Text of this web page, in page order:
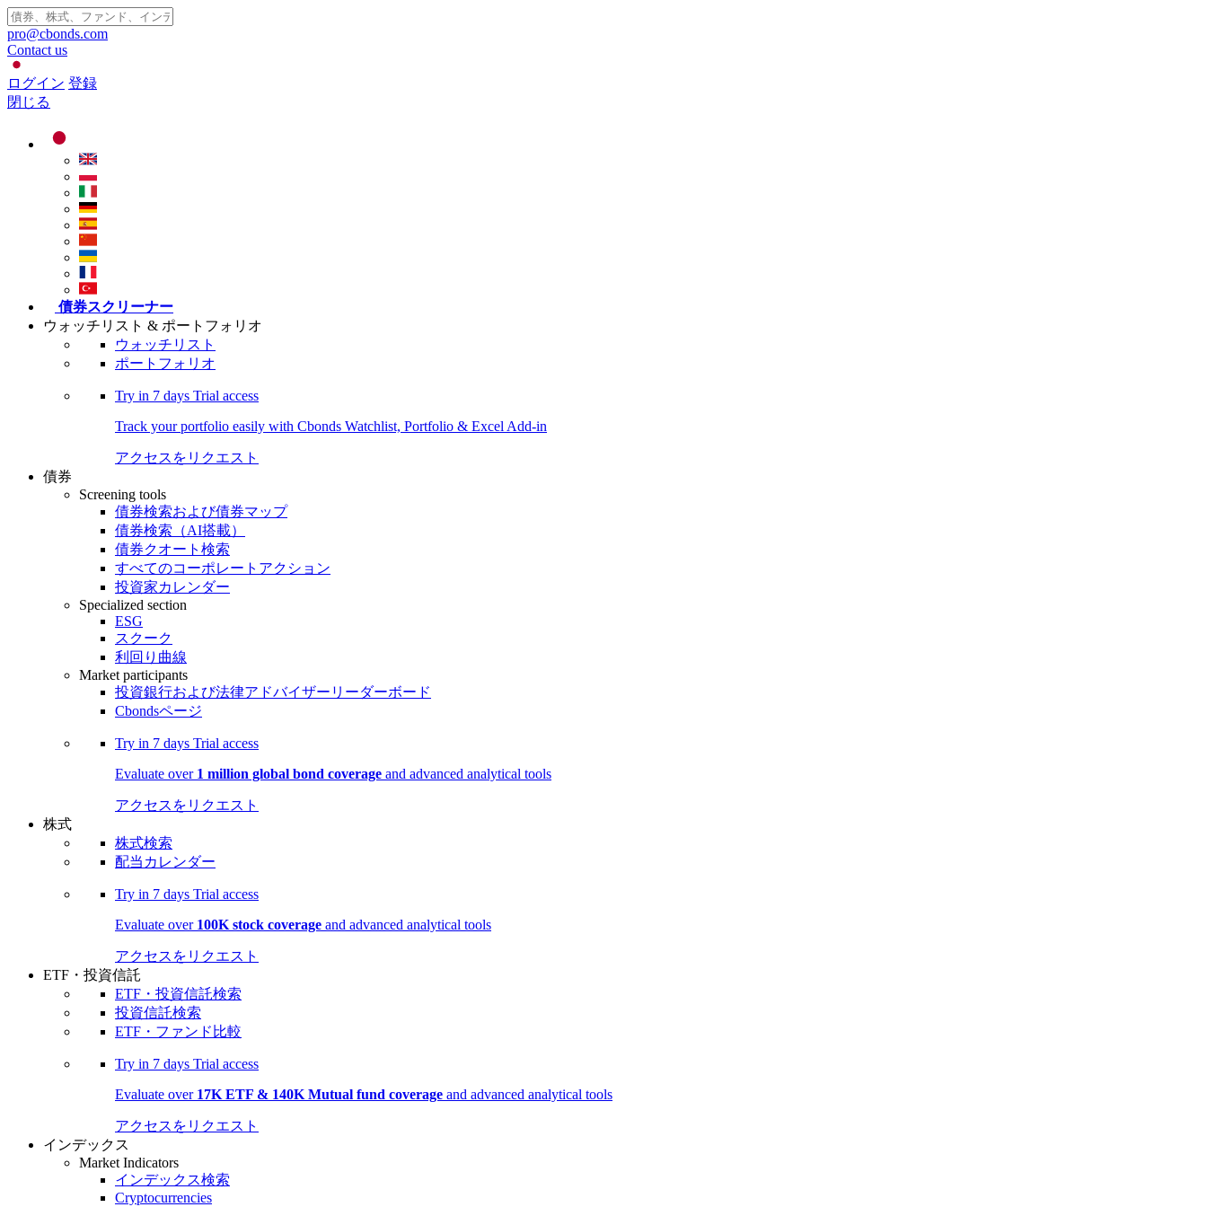
pro@cbonds.com
Contact us
ログイン 登録
閉じる
債券スクリーナー
ウォッチリスト & ポートフォリオ
ウォッチリスト
ポートフォリオ
Try in 7 days Trial access
Track your portfolio easily with Cbonds Watchlist, Portfolio & Excel Add-in
アクセスをリクエスト
債券
Screening tools
債券検索および債券マップ
債券検索（AI搭載）
債券クオート検索
すべてのコーポレートアクション
投資家カレンダー
Specialized section
ESG
スクーク
利回り曲線
Market participants
投資銀行および法律アドバイザーリーダーボード
Cbondsページ
Try in 7 days Trial access
Evaluate over 1 million global bond coverage and advanced analytical tools
アクセスをリクエスト
株式
株式検索
配当カレンダー
Try in 7 days Trial access
Evaluate over 100K stock coverage and advanced analytical tools
アクセスをリクエスト
ETF・投資信託
ETF・投資信託検索
投資信託検索
ETF・ファンド比較
Try in 7 days Trial access
Evaluate over 17K ETF & 140K Mutual fund coverage and advanced analytical tools
アクセスをリクエスト
インデックス
Market Indicators
インデックス検索
Cryptocurrencies